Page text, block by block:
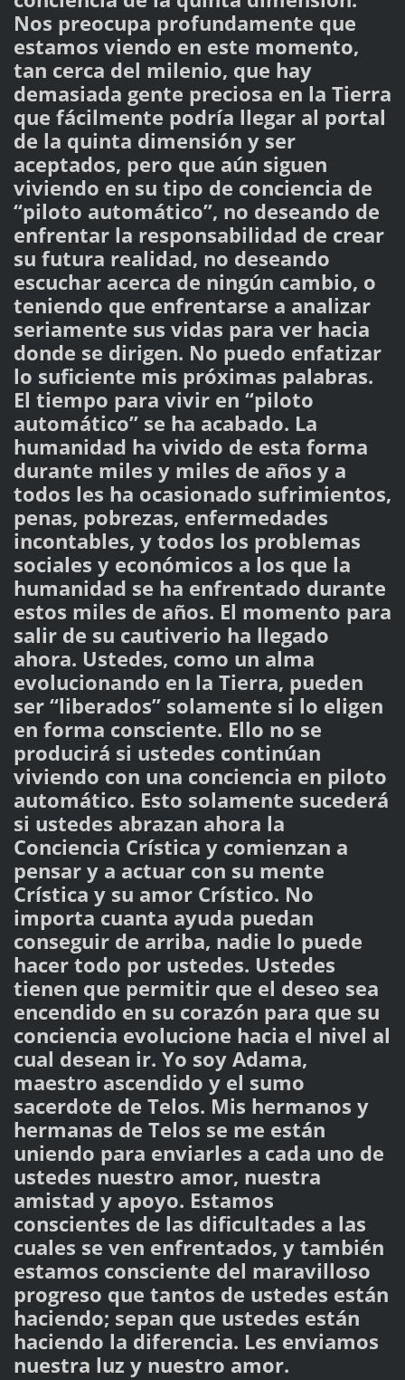
Nos preocupa profundamente que
estamos viendo en este momento,
tan cerca del milenio, que hay
demasiada gente preciosa en la Tierra
que fácilmente podría llegar al portal
de la quinta dimensión y ser
aceptados, pero que aún siguen
viviendo en su tipo de conciencia de
“piloto automático”, no deseando de
enfrentar la responsabilidad de crear
su futura realidad, no deseando
escuchar acerca de ningún cambio, o
teniendo que enfrentarse a analizar
seriamente sus vidas para ver hacia
donde se dirigen. No puedo enfatizar
lo suficiente mis próximas palabras.
El tiempo para vivir en “piloto
automático” se ha acabado. La
humanidad ha vivido de esta forma
durante miles y miles de años y a
todos les ha ocasionado sufrimientos,
penas, pobrezas, enfermedades
incontables, y todos los problemas
sociales y económicos a los que la
humanidad se ha enfrentado durante
estos miles de años. El momento para
salir de su cautiverio ha llegado
ahora. Ustedes, como un alma
evolucionando en la Tierra, pueden
ser “liberados” solamente si lo eligen
en forma consciente. Ello no se
producirá si ustedes continúan
viviendo con una conciencia en piloto
automático. Esto solamente sucederá
si ustedes abrazan ahora la
Conciencia Crística y comienzan a
pensar y a actuar con su mente
Crística y su amor Crístico. No
importa cuanta ayuda puedan
conseguir de arriba, nadie lo puede
hacer todo por ustedes. Ustedes
tienen que permitir que el deseo sea
encendido en su corazón para que su
conciencia evolucione hacia el nivel al
cual desean ir. Yo soy Adama,
maestro ascendido y el sumo
sacerdote de Telos. Mis hermanos y
hermanas de Telos se me están
uniendo para enviarles a cada uno de
ustedes nuestro amor, nuestra
amistad y apoyo. Estamos
conscientes de las dificultades a las
cuales se ven enfrentados, y también
estamos consciente del maravilloso
progreso que tantos de ustedes están
haciendo; sepan que ustedes están
haciendo la diferencia. Les enviamos
nuestra luz y nuestro amor.